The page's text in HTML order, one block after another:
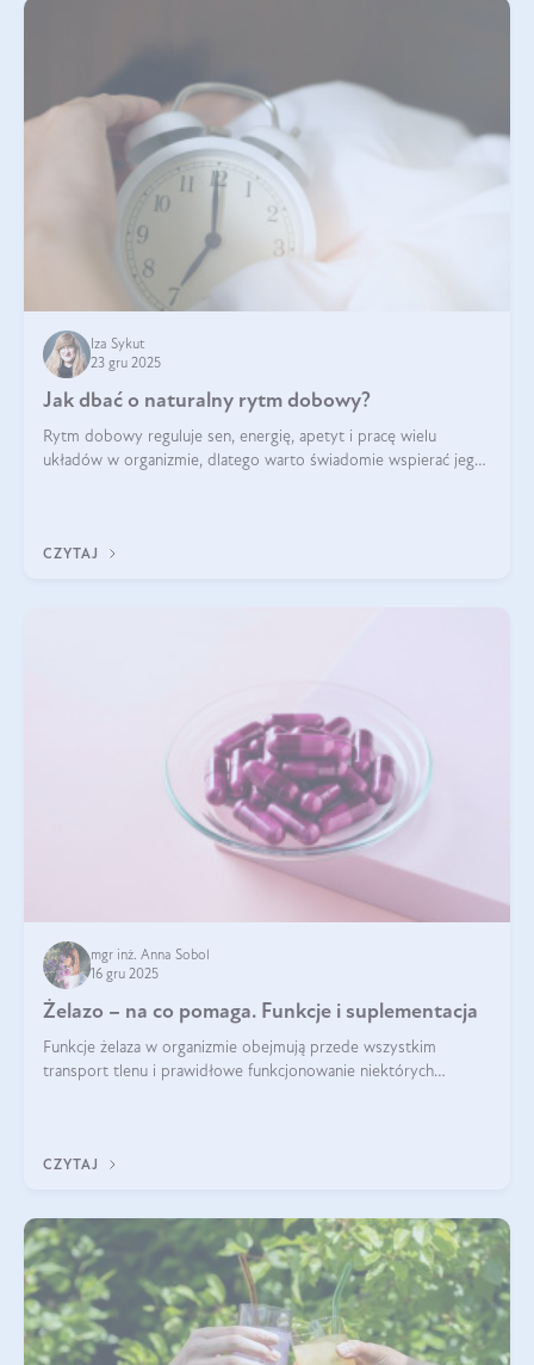
Iza Sykut
23 gru 2025
Jak dbać o naturalny rytm dobowy?
Rytm dobowy reguluje sen, energię, apetyt i pracę wielu
układów w organizmie, dlatego warto świadomie wspierać jego
CZYTAJ
mgr inż. Anna Sobol
16 gru 2025
Żelazo – na co pomaga. Funkcje i suplementacja
Funkcje żelaza w organizmie obejmują przede wszystkim
transport tlenu i prawidłowe funkcjonowanie niektórych
CZYTAJ